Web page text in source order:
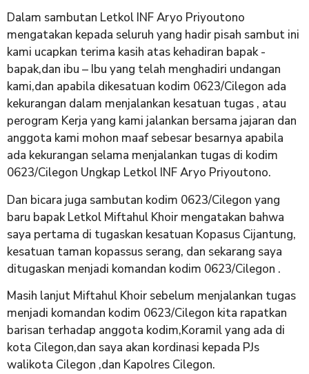
Dalam sambutan Letkol INF Aryo Priyoutono
mengatakan kepada seluruh yang hadir pisah sambut ini
kami ucapkan terima kasih atas kehadiran bapak -
bapak,dan ibu – Ibu yang telah menghadiri undangan
kami,dan apabila dikesatuan kodim 0623/Cilegon ada
kekurangan dalam menjalankan kesatuan tugas , atau
perogram Kerja yang kami jalankan bersama jajaran dan
anggota kami mohon maaf sebesar besarnya apabila
ada kekurangan selama menjalankan tugas di kodim
0623/Cilegon Ungkap Letkol INF Aryo Priyoutono.
Dan bicara juga sambutan kodim 0623/Cilegon yang
baru bapak Letkol Miftahul Khoir mengatakan bahwa
saya pertama di tugaskan kesatuan Kopasus Cijantung,
kesatuan taman kopassus serang, dan sekarang saya
ditugaskan menjadi komandan kodim 0623/Cilegon .
Masih lanjut Miftahul Khoir sebelum menjalankan tugas
menjadi komandan kodim 0623/Cilegon kita rapatkan
barisan terhadap anggota kodim,Koramil yang ada di
kota Cilegon,dan saya akan kordinasi kepada PJs
walikota Cilegon ,dan Kapolres Cilegon.